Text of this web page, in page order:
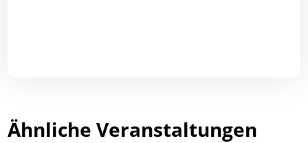
Ähnliche Veranstaltungen